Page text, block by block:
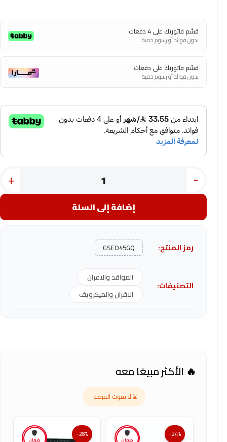
قسّم فاتورتك على 4 دفعات
بدون فوائد أو رسوم خفية
قسّم فاتورتك على دفعات
بدون فوائد أو رسوم خفية
-
+
إضافة إلى السلة
رمز المنتج: GSEO45GQ
التصنيفات:
المواقد والافران
الافران والميكرويف
🔥 الأكثر مبيعًا معه
⌛ لا تفوت الفرصة
ضمان
-24%
ضمان
-28%